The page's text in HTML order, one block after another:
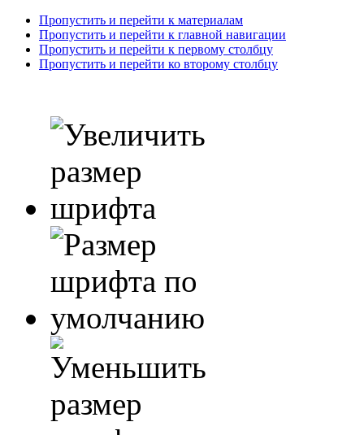
Пропустить и перейти к материалам
Пропустить и перейти к главной навигации
Пропустить и перейти к первому столбцу
Пропустить и перейти ко второму столбцу